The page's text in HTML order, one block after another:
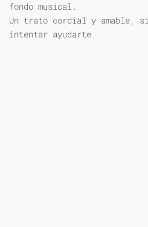
fondo musical.
Un trato cordial y amable,
intentar ayudarte.